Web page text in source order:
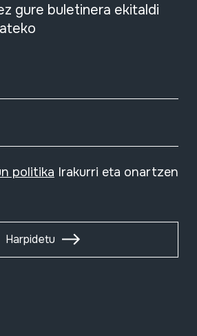
gure buletinera ekitaldi
politika Irakurri eta onartzen
Harpidetu